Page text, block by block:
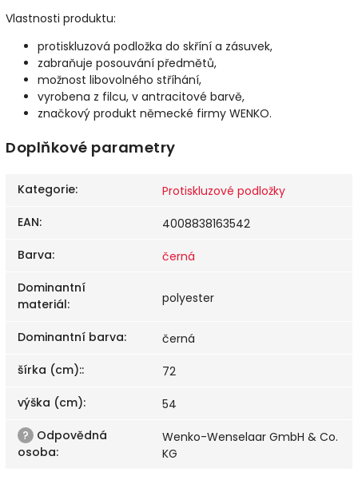
Vlastnosti produktu:
protiskluzová podložka do skříní a zásuvek,
zabraňuje posouvání předmětů,
možnost libovolného stříhání,
vyrobena z filcu, v antracitové barvě,
značkový produkt německé firmy WENKO.
Doplňkové parametry
Kategorie:
Protiskluzové podložky
EAN:
4008838163542
Barva:
černá
Dominantní
materiál: polyester
Dominantní barva:
černá
šírka (cm)::
72
výška (cm):
54
? Odpovědná
osoba:
Wenko-Wenselaar GmbH & Co.
KG